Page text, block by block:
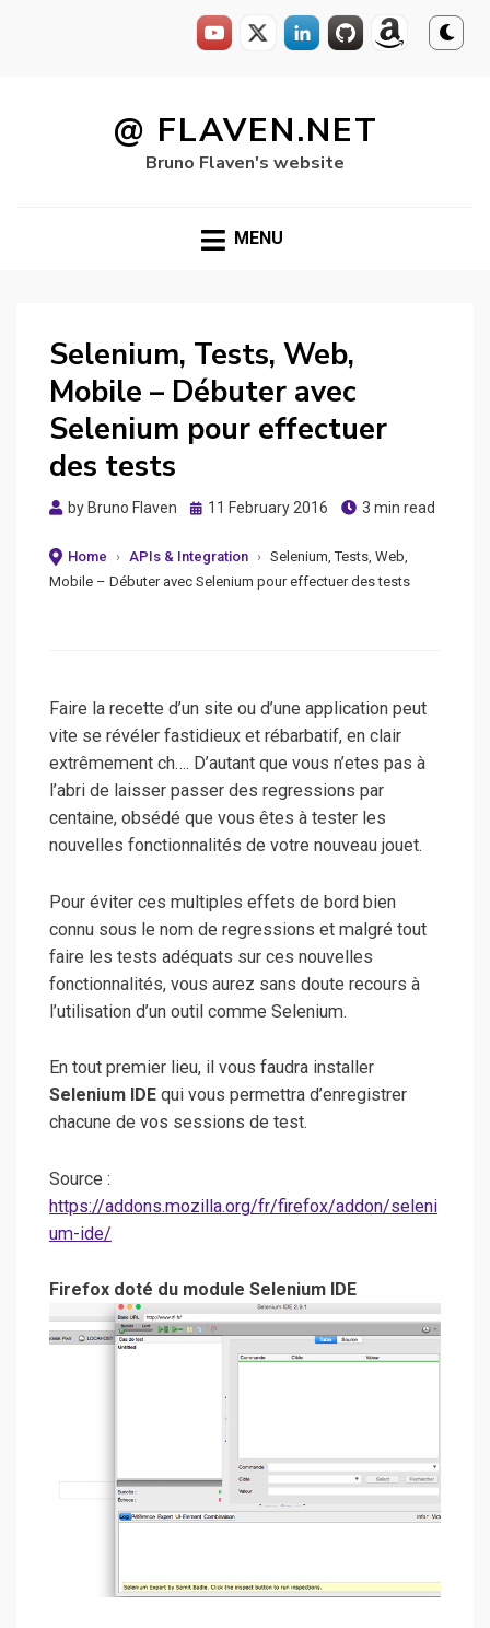
@ FLAVEN.NET
Bruno Flaven's website
MENU
Selenium, Tests, Web,
Mobile – Débuter avec
Selenium pour effectuer
des tests
by Bruno Flaven
Posted
11 February 2016 3 min read
Home › APIs & Integration › Selenium, Tests, Web,
Mobile – Débuter avec Selenium pour effectuer des tests
Faire la recette d’un site ou d’une application peut
vite se révéler fastidieux et rébarbatif, en clair
extrêmement ch…. D’autant que vous n’etes pas à
l’abri de laisser passer des regressions par
centaine, obsédé que vous êtes à tester les
nouvelles fonctionnalités de votre nouveau jouet.
Pour éviter ces multiples effets de bord bien
connu sous le nom de regressions et malgré tout
faire les tests adéquats sur ces nouvelles
fonctionnalités, vous aurez sans doute recours à
l’utilisation d’un outil comme Selenium.
En tout premier lieu, il vous faudra installer
Selenium IDE qui vous permettra d’enregistrer
chacune de vos sessions de test.
Source :
https://addons.mozilla.org/fr/firefox/addon/seleni
um-ide/
Firefox doté du module Selenium IDE